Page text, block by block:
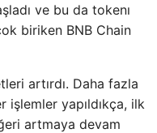
ve bu da tokenı
biriken BNB Chain
artırdı. Daha fazla
işlemler yapıldıkça, ilk
artmaya devam